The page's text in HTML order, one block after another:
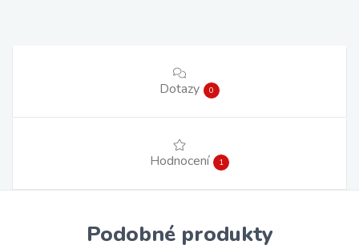
Dotazy 0
Hodnocení 1
Podobné produkty